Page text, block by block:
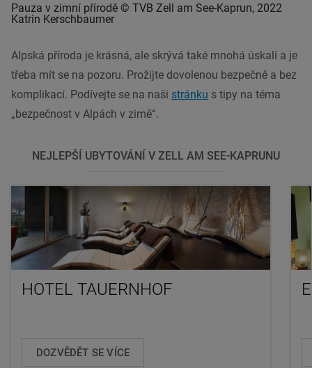
Pauza v zimní přírodě © TVB Zell am See-Kaprun, 2022
Katrin Kerschbaumer
Alpská příroda je krásná, ale skrývá také mnohá úskalí a je
třeba mít se na pozoru. Prožijte dovolenou bezpečně a bez
komplikací. Podívejte se na naši stránku s tipy na téma
„bezpečnost v Alpách v zimě“.
NEJLEPŠÍ UBYTOVÁNÍ V ZELL AM SEE-KAPRUNU
HOTEL TAUERNHOF
DOZVĚDĚT SE VÍCE